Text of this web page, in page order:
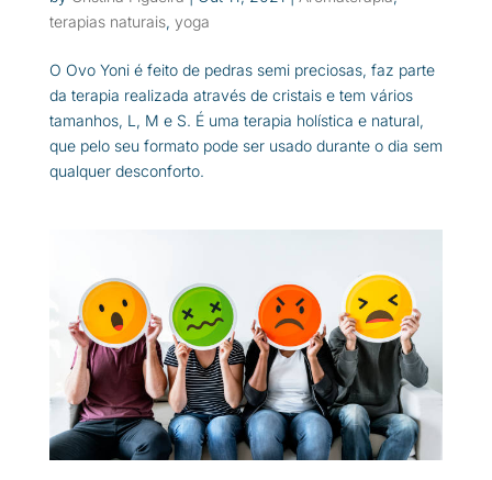
terapias naturais, yoga
O Ovo Yoni é feito de pedras semi preciosas, faz parte
da terapia realizada através de cristais e tem vários
tamanhos, L, M e S. É uma terapia holística e natural,
que pelo seu formato pode ser usado durante o dia sem
qualquer desconforto.